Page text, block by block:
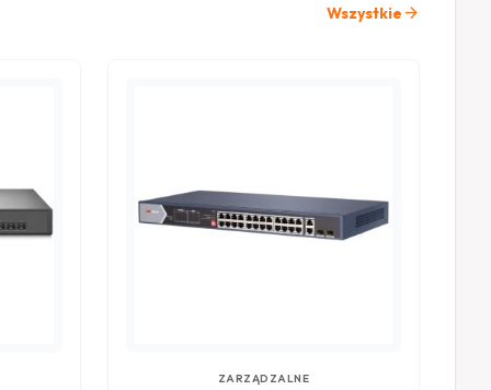
Wszystkie arrow_forward
ZARZĄDZALNE